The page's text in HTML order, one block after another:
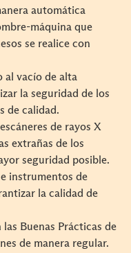
automática
máquina que
se realice con
al vacío de alta
la seguridad de los
de calidad.
de rayos X
extrañas de los
seguridad posible.
instrumentos de
la calidad de
Buenas Prácticas de
de manera regular.